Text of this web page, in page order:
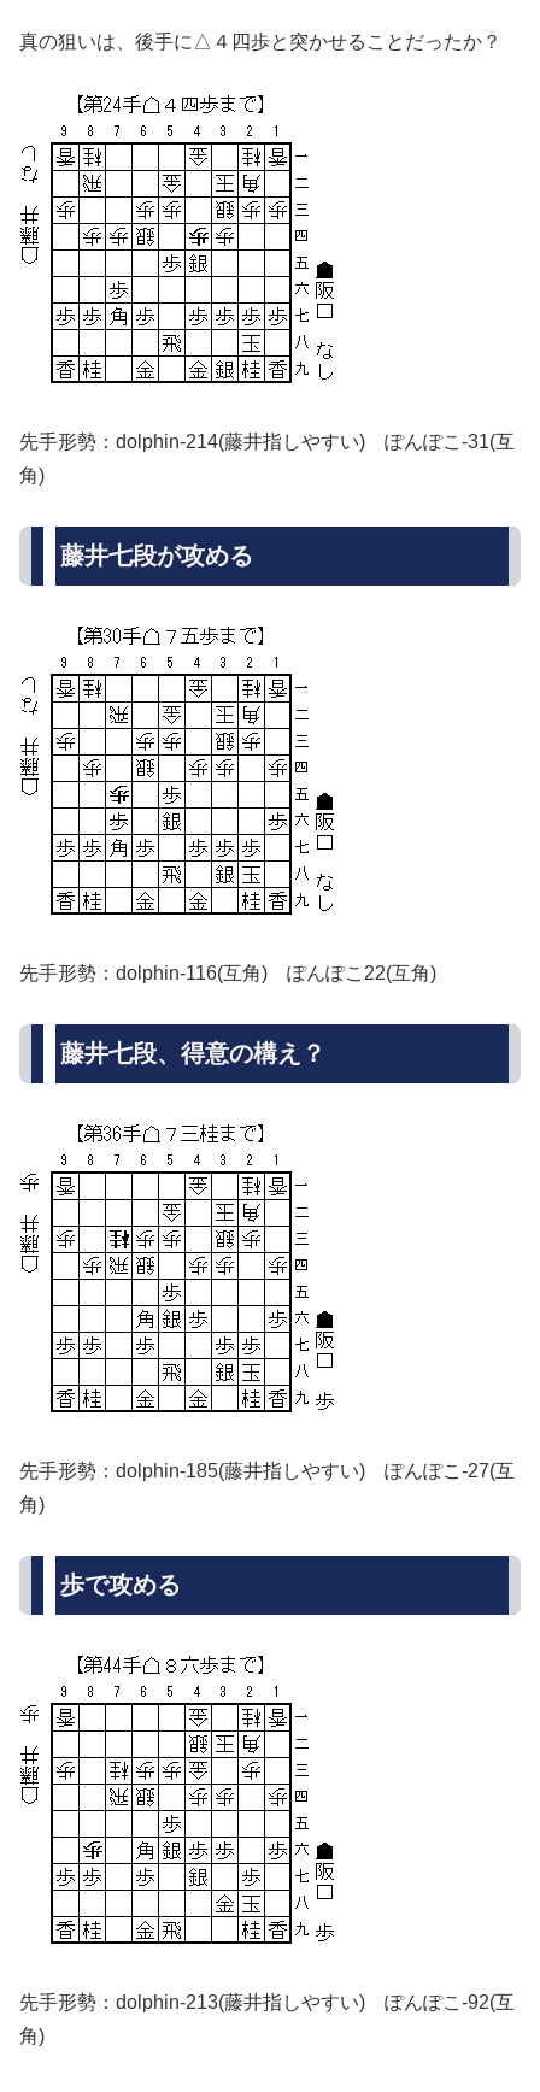
真の狙いは、後手に△４四歩と突かせることだったか？
先手形勢：dolphin-214(藤井指しやすい) ぽんぽこ-31(互
角)
藤井七段が攻める
先手形勢：dolphin-116(互角) ぽんぽこ22(互角)
藤井七段、得意の構え？
先手形勢：dolphin-185(藤井指しやすい) ぽんぽこ-27(互
角)
歩で攻める
先手形勢：dolphin-213(藤井指しやすい) ぽんぽこ-92(互
角)